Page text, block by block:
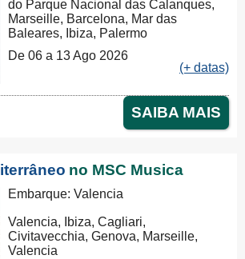
do Parque Nacional das Calanques,
Marseille, Barcelona, Mar das
Baleares, Ibiza, Palermo
De 06 a 13 Ago 2026
(+ datas)
SAIBA MAIS
no MSC Musica
Embarque: Valencia
Valencia, Ibiza, Cagliari,
Civitavecchia, Genova, Marseille,
Valencia